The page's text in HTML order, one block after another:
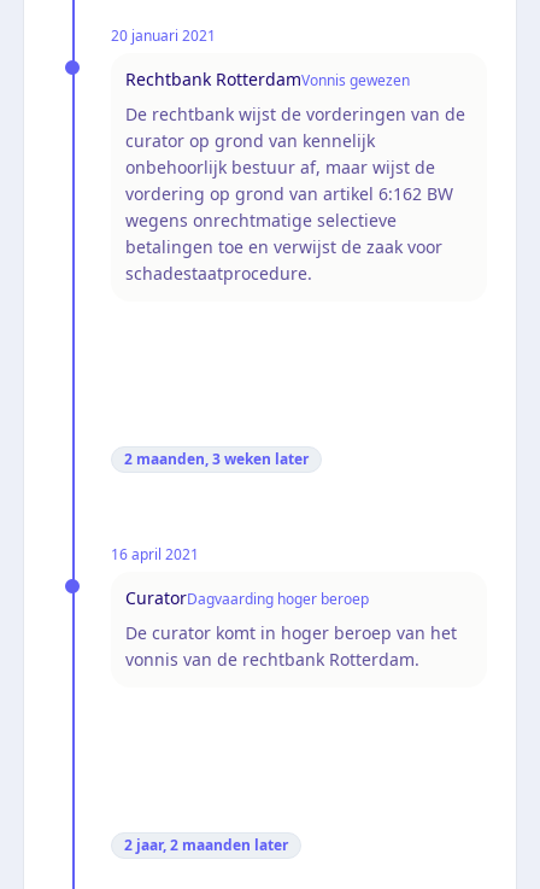
20 januari 2021
Rechtbank RotterdamVonnis gewezen
De rechtbank wijst de vorderingen van de
curator op grond van kennelijk
onbehoorlijk bestuur af, maar wijst de
vordering op grond van artikel 6:162 BW
wegens onrechtmatige selectieve
betalingen toe en verwijst de zaak voor
schadestaatprocedure.
2 maanden, 3 weken later
16 april 2021
CuratorDagvaarding hoger beroep
De curator komt in hoger beroep van het
vonnis van de rechtbank Rotterdam.
2 jaar, 2 maanden later